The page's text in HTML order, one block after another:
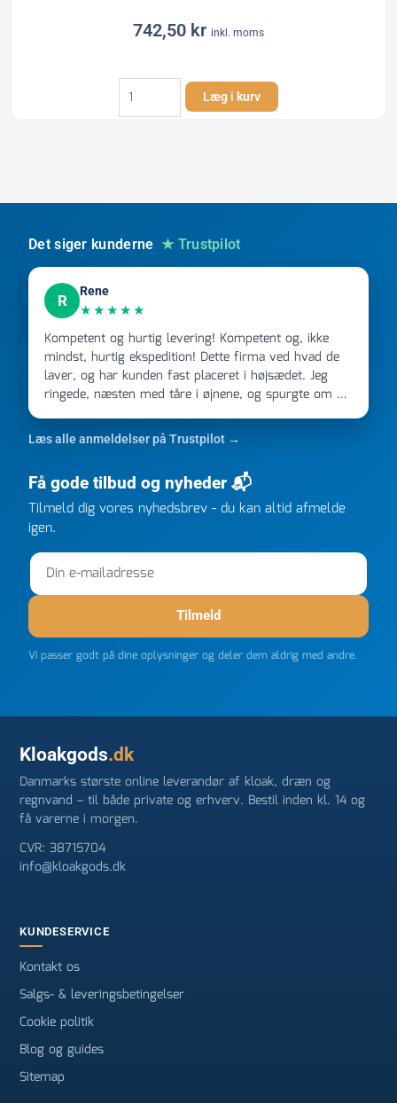
742,50 kr inkl. moms
Markeringsband,
röd
TRYCKAVLOPP,
m
Læg i kurv
Det siger kunderne ★ Trustpilot
R
Rene
★★★★★
Kompetent og hurtig levering! Kompetent og, ikke
mindst, hurtig ekspedition! Dette firma ved hvad de
laver, og har kunden fast placeret i højsædet. Jeg
ringede, næsten med tåre i øjnene, og spurgte om de
kunne overholde en 2 måneder gammel aftale. Jeg
ringede onsdag kl 16, og min store ordre kom dagen
efter kl 6.45! Kan slet ikke få armene ned, og næste
gang jeg skal bruge noget, vil jeg ringe til dem
FØRST. De varmeste og venligste hilsner fra Rene
Læs alle anmeldelser på Trustpilot →
Få gode tilbud og nyheder 📬
Tilmeld dig vores nyhedsbrev - du kan altid afmelde
igen.
Tilmeld
Vi passer godt på dine oplysninger og deler dem aldrig med andre.
Kloakgods.dk
Danmarks største online leverandør af kloak, dræn og
regnvand – til både private og erhverv. Bestil inden kl. 14 og
få varerne i morgen.
CVR: 38715704
info@kloakgods.dk
KUNDESERVICE
Kontakt os
Salgs- & leveringsbetingelser
Cookie politik
Blog og guides
Sitemap